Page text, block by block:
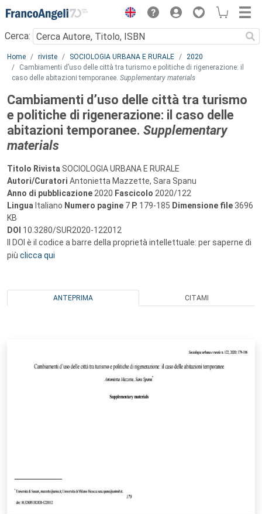
Menu
Cerca:
Main content
Home riviste SOCIOLOGIA URBANA E RURALE
2020
Cambiamenti d’uso delle città tra turismo e politiche di rigenerazione: il
caso delle abitazioni temporanee. Supplementary materials
Cambiamenti d’uso delle città tra turismo
e politiche di rigenerazione: il caso delle
abitazioni temporanee. Supplementary
materials
Titolo Rivista SOCIOLOGIA URBANA E RURALE
Autori/Curatori Antonietta Mazzette, Sara Spanu
Anno di pubblicazione 2020 Fascicolo 2020/122
Lingua Italiano Numero pagine 7 P. 179-185 Dimensione file 3696
KB
DOI 10.3280/SUR2020-122012
Il DOI è il codice a barre della proprietà intellettuale: per saperne di
più clicca qui
ANTEPRIMA CITAMI